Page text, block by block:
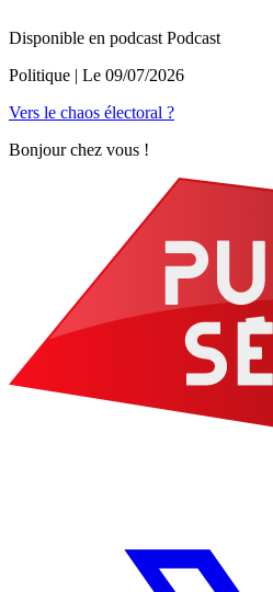
Disponible en podcast Podcast
Politique | Le 09/07/2026
Vers le chaos électoral ?
Bonjour chez vous !